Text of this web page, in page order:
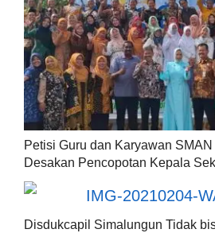
Petisi Guru dan Karyawan
Desakan Pencopotan Kepala
Disdukcapil Simalungun Tidak